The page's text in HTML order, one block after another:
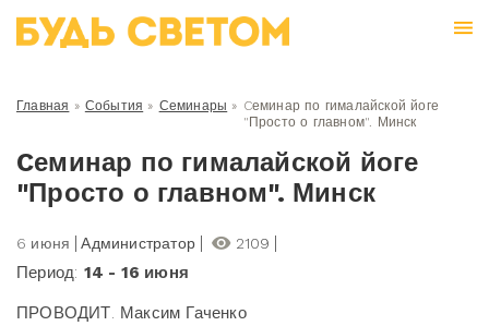
Главная » События » Семинары » Cеминар по гималайской йоге
"Просто о главном". Минск
Cеминар по гималайской йоге
"Просто о главном". Минск
6 июня Администратор 2109
Период: 14 - 16 июня
ПРОВОДИТ. Максим Гаченко